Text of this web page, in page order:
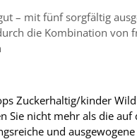
– mit fünf sorgfältig
die Kombination von
Zuckerhaltig/kinder
Sie nicht mehr als die auf
und